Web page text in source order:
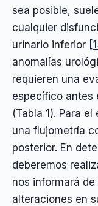
sea posible,
cualquier
urinario inferior
anomalías
requieren una
específico antes
(Tabla 1). Para
una flujometría
posterior. En
deberemos
nos informará
alteraciones en